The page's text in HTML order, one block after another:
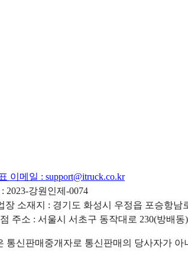
이메일 : support@itruck.co.kr
2023-강원인제-0074
장 소재지 : 경기도 화성시 우정읍 포승항남
주소 : 서울시 서초구 동작대로 230(방배동
신판매중개자로 통신판매의 당사자가